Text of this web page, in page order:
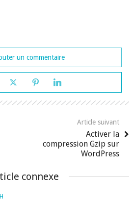
un commentaire
Article suivant
Activer la
compression Gzip sur
WordPress
connexe